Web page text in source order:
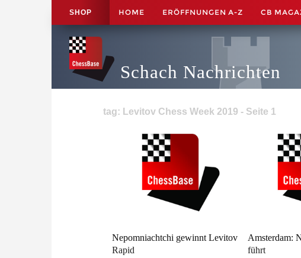
SHOP HOME ERÖFFNUNGEN A-Z CB
Schach Nachrichten
tag: Levitov Chess Week 2019 - Seite 1
Nepomniachtchi gewinnt Levitov
Rapid
Amsterdam:
führt